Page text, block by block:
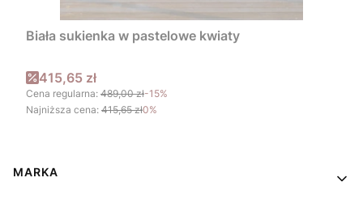
Biała sukienka w pastelowe kwiaty
Cena promocyjna
415,65 zł
Cena regularna: 489,00 zł-15%
Najniższa cena: 415,65 zł0%
Linki w stopce
MARKA